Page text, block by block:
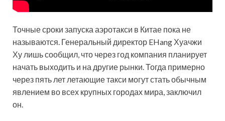
Точные сроки запуска аэротакси в Китае пока не
называются. Генеральный директор EHang Хуачжи
Ху лишь сообщил, что через год компания планирует
начать выходить и на другие рынки. Тогда примерно
через пять лет летающие такси могут стать обычным
явлением во всех крупных городах мира, заключил
он.